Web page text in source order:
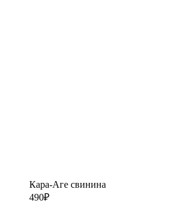
Кара-Аге свинина
490₽